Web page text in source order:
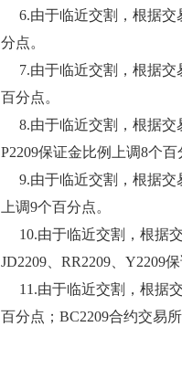
6.由于临近交割，根据
分点。
7.由于临近交割，根据交
百分点。
8.由于临近交割，根据交
P2209保证金比例上调8个百
9.由于临近交割，根据交
上调9个百分点。
10.由于临近交割，根据
JD2209、RR2209、Y2209
11.由于临近交割，根据
百分点；BC2209合约交易